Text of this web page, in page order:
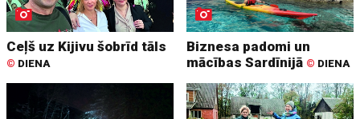
Ceļš uz Kijivu šobrīd tāls
© DIENA
Biznesa padomi un
mācības Sardīnijā © DIENA